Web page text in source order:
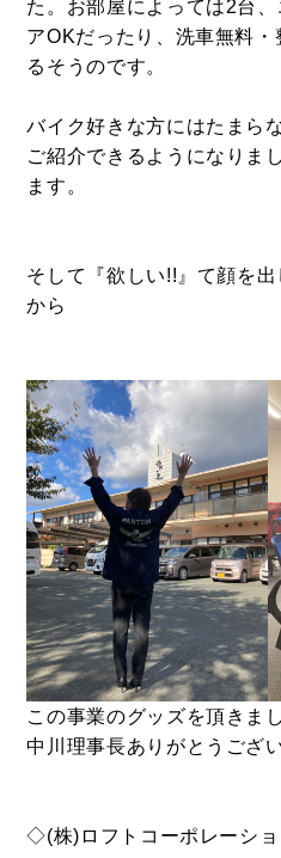
CONTACT お問い合わせ
コンタクトフォー
LINEでお
096-211-6210
た。お部屋によっては2台
アOKだったり、洗車無料・
るそうのです。
バイク好きな方にはたまら
ご紹介できるようになりま
ます。
そして『欲しい!!』て顔を
から
この事業のグッズを頂きまし
中川理事長ありがとうござ
◇(株)ロフトコーポレーシ